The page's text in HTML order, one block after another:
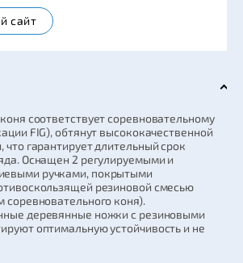
сайт
соответствует соревновательному
FIG), обтянут высококачественной
что гарантирует длительный срок
Оснащен 2 регулируемыми и
ручками, покрытыми
резиновой смесью
соревновательного коня).
деревянные ножки с резиновыми
оптимальную устойчивость и не